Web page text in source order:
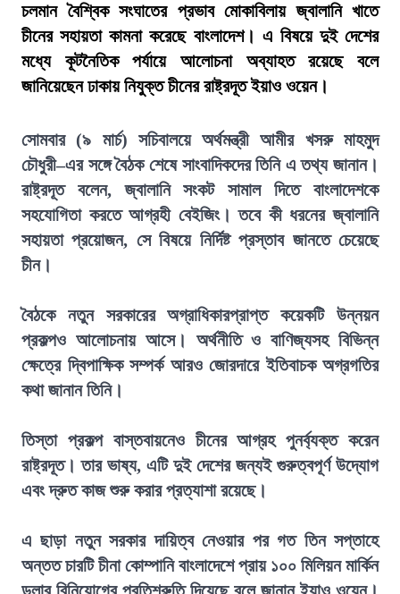
চলমান বৈশ্বিক সংঘাতের প্রভাব মোকাবিলায় জ্বালানি খাতে
চীনের সহায়তা কামনা করেছে বাংলাদেশ। এ বিষয়ে দুই দেশের
মধ্যে কূটনৈতিক পর্যায়ে আলোচনা অব্যাহত রয়েছে বলে
জানিয়েছেন ঢাকায় নিযুক্ত চীনের রাষ্ট্রদূত ইয়াও ওয়েন।
সোমবার (৯ মার্চ) সচিবালয়ে অর্থমন্ত্রী আমীর খসরু মাহমুদ
চৌধুরী–এর সঙ্গে বৈঠক শেষে সাংবাদিকদের তিনি এ তথ্য জানান।
রাষ্ট্রদূত বলেন, জ্বালানি সংকট সামাল দিতে বাংলাদেশকে
সহযোগিতা করতে আগ্রহী বেইজিং। তবে কী ধরনের জ্বালানি
সহায়তা প্রয়োজন, সে বিষয়ে নির্দিষ্ট প্রস্তাব জানতে চেয়েছে
চীন।
বৈঠকে নতুন সরকারের অগ্রাধিকারপ্রাপ্ত কয়েকটি উন্নয়ন
প্রকল্পও আলোচনায় আসে। অর্থনীতি ও বাণিজ্যসহ বিভিন্ন
ক্ষেত্রে দ্বিপাক্ষিক সম্পর্ক আরও জোরদারে ইতিবাচক অগ্রগতির
কথা জানান তিনি।
তিস্তা প্রকল্প বাস্তবায়নেও চীনের আগ্রহ পুনর্ব্যক্ত করেন
রাষ্ট্রদূত। তার ভাষ্য, এটি দুই দেশের জন্যই গুরুত্বপূর্ণ উদ্যোগ
এবং দ্রুত কাজ শুরু করার প্রত্যাশা রয়েছে।
এ ছাড়া নতুন সরকার দায়িত্ব নেওয়ার পর গত তিন সপ্তাহে
অন্তত চারটি চীনা কোম্পানি বাংলাদেশে প্রায় ১০০ মিলিয়ন মার্কিন